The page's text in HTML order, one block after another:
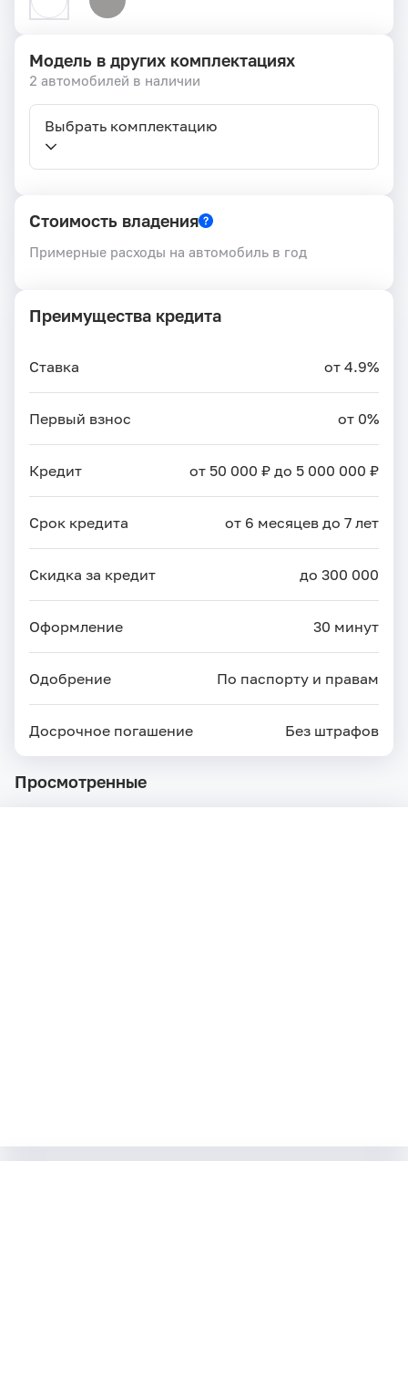
Модель в других комплектациях
2 автомобилей в наличии
Выбрать комплектацию
Стоимость владения
Примерные расходы на автомобиль в год
Преимущества кредита
Ставка от 4.9%
Первый взнос от 0%
Кредит от 50 000 ₽ до 5 000 000 ₽
Срок кредита от 6 месяцев до 7 лет
Скидка за кредит до 300 000
Оформление 30 минут
Одобрение По паспорту и правам
Досрочное погашение Без штрафов
Просмотренные